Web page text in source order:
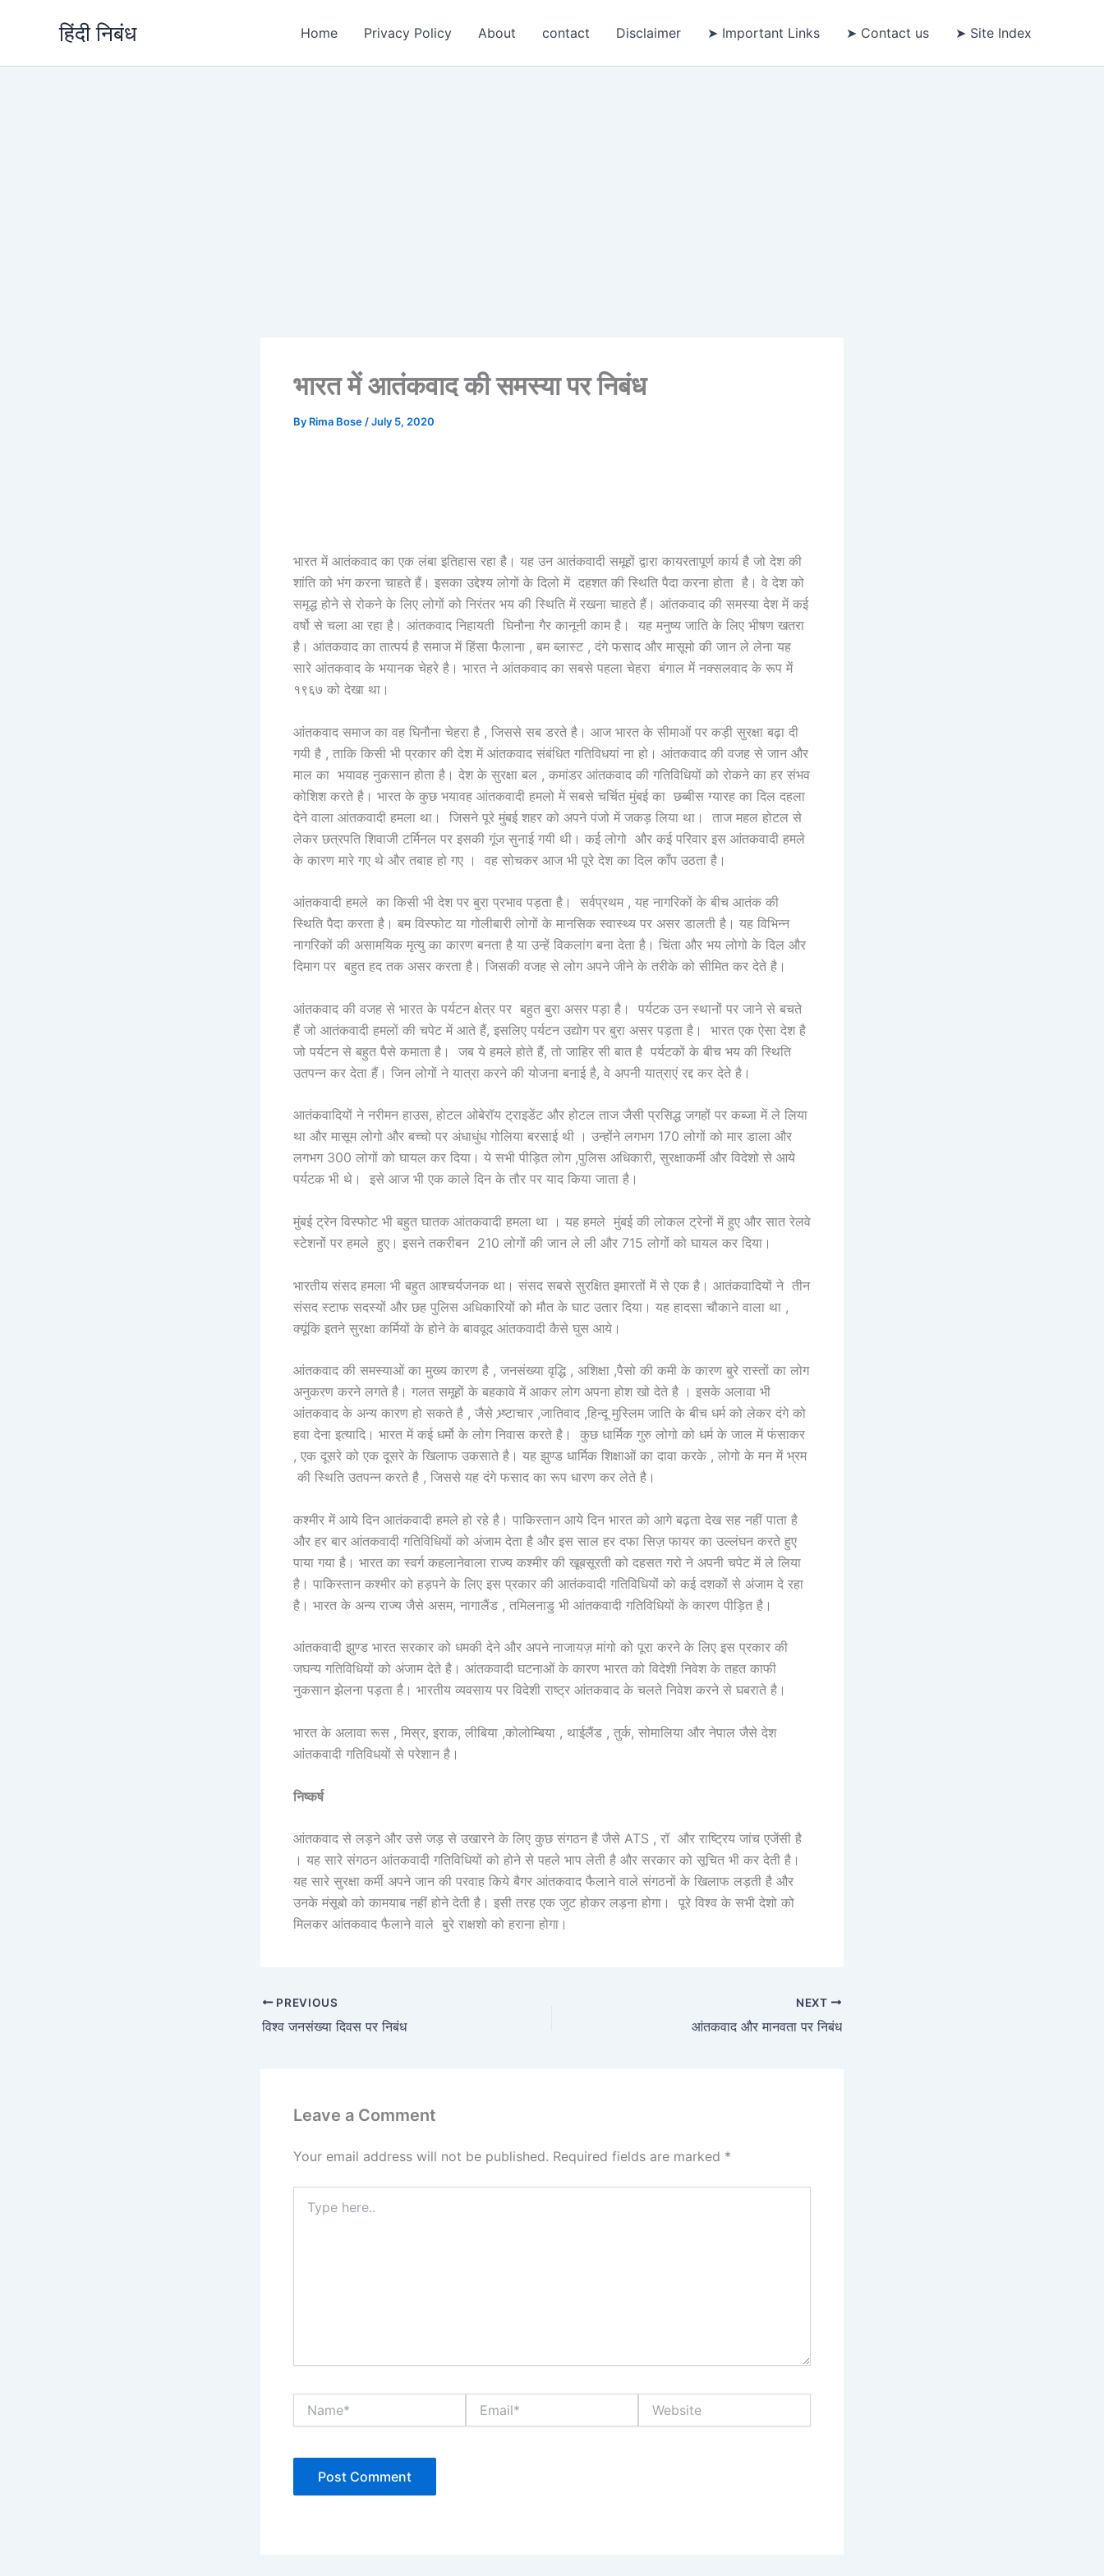
हिंदी निबंध Home Privacy Policy About contact Disclaimer ➤ Important Links ➤ Contact us ➤ Site Index
भारत में आतंकवाद की समस्या पर निबंध
By Rima Bose /July 5, 2020
भारत में आतंकवाद का एक लंबा इतिहास रहा है। यह उन आतंकवादी समूहों द्वारा कायरतापूर्ण कार्य है जो देश की
शांति को भंग करना चाहते हैं। इसका उद्देश्य लोगों के दिलो में दहशत की स्थिति पैदा करना होता है। वे देश को
समृद्ध होने से रोकने के लिए लोगों को निरंतर भय की स्थिति में रखना चाहते हैं। आंतकवाद की समस्या देश में कई
वर्षो से चला आ रहा है। आंतकवाद निहायती घिनौना गैर कानूनी काम है। यह मनुष्य जाति के लिए भीषण खतरा
है। आंतकवाद का तात्पर्य है समाज में हिंसा फैलाना , बम ब्लास्ट , दंगे फसाद और मासूमो की जान ले लेना यह
सारे आंतकवाद के भयानक चेहरे है। भारत ने आंतकवाद का सबसे पहला चेहरा बंगाल में नक्सलवाद के रूप में
१९६७ को देखा था।
आंतकवाद समाज का वह घिनौना चेहरा है , जिससे सब डरते है। आज भारत के सीमाओं पर कड़ी सुरक्षा बढ़ा दी
गयी है , ताकि किसी भी प्रकार की देश में आंतकवाद संबंधित गतिविधयां ना हो। आंतकवाद की वजह से जान और
माल का भयावह नुकसान होता है। देश के सुरक्षा बल , कमांडर आंतकवाद की गतिविधियों को रोकने का हर संभव
कोशिश करते है। भारत के कुछ भयावह आंतकवादी हमलो में सबसे चर्चित मुंबई का छब्बीस ग्यारह का दिल दहला
देने वाला आंतकवादी हमला था। जिसने पूरे मुंबई शहर को अपने पंजो में जकड़ लिया था। ताज महल होटल से
लेकर छत्रपति शिवाजी टर्मिनल पर इसकी गूंज सुनाई गयी थी। कई लोगो और कई परिवार इस आंतकवादी हमले
के कारण मारे गए थे और तबाह हो गए । वह सोचकर आज भी पूरे देश का दिल काँप उठता है।
आंतकवादी हमले का किसी भी देश पर बुरा प्रभाव पड़ता है। सर्वप्रथम , यह नागरिकों के बीच आतंक की
स्थिति पैदा करता है। बम विस्फोट या गोलीबारी लोगों के मानसिक स्वास्थ्य पर असर डालती है। यह विभिन्न
नागरिकों की असामयिक मृत्यु का कारण बनता है या उन्हें विकलांग बना देता है। चिंता और भय लोगो के दिल और
दिमाग पर बहुत हद तक असर करता है। जिसकी वजह से लोग अपने जीने के तरीके को सीमित कर देते है।
आंतकवाद की वजह से भारत के पर्यटन क्षेत्र पर बहुत बुरा असर पड़ा है। पर्यटक उन स्थानों पर जाने से बचते
हैं जो आतंकवादी हमलों की चपेट में आते हैं, इसलिए पर्यटन उद्योग पर बुरा असर पड़ता है। भारत एक ऐसा देश है
जो पर्यटन से बहुत पैसे कमाता है। जब ये हमले होते हैं, तो जाहिर सी बात है पर्यटकों के बीच भय की स्थिति
उतपन्न कर देता हैं। जिन लोगों ने यात्रा करने की योजना बनाई है, वे अपनी यात्राएं रद्द कर देते है।
आतंकवादियों ने नरीमन हाउस, होटल ओबेरॉय ट्राइडेंट और होटल ताज जैसी प्रसिद्ध जगहों पर कब्जा में ले लिया
था और मासूम लोगो और बच्चो पर अंधाधुंध गोलिया बरसाई थी । उन्होंने लगभग 170 लोगों को मार डाला और
लगभग 300 लोगों को घायल कर दिया। ये सभी पीड़ित लोग ,पुलिस अधिकारी, सुरक्षाकर्मी और विदेशो से आये
पर्यटक भी थे। इसे आज भी एक काले दिन के तौर पर याद किया जाता है।
मुंबई ट्रेन विस्फोट भी बहुत घातक आंतकवादी हमला था । यह हमले मुंबई की लोकल ट्रेनों में हुए और सात रेलवे
स्टेशनों पर हमले हुए। इसने तकरीबन 210 लोगों की जान ले ली और 715 लोगों को घायल कर दिया।
भारतीय संसद हमला भी बहुत आश्चर्यजनक था। संसद सबसे सुरक्षित इमारतों में से एक है। आतंकवादियों ने तीन
संसद स्टाफ सदस्यों और छह पुलिस अधिकारियों को मौत के घाट उतार दिया। यह हादसा चौकाने वाला था ,
क्यूंकि इतने सुरक्षा कर्मियों के होने के बाववूद आंतकवादी कैसे घुस आये।
आंतकवाद की समस्याओं का मुख्य कारण है , जनसंख्या वृद्धि , अशिक्षा ,पैसो की कमी के कारण बुरे रास्तों का लोग
अनुकरण करने लगते है। गलत समूहों के बहकावे में आकर लोग अपना होश खो देते है । इसके अलावा भी
आंतकवाद के अन्य कारण हो सकते है , जैसे भ्र्ष्टाचार ,जातिवाद ,हिन्दू मुस्लिम जाति के बीच धर्म को लेकर दंगे को
हवा देना इत्यादि। भारत में कई धर्मो के लोग निवास करते है। कुछ धार्मिक गुरु लोगो को धर्म के जाल में फंसाकर
, एक दूसरे को एक दूसरे के खिलाफ उकसाते है। यह झुण्ड धार्मिक शिक्षाओं का दावा करके , लोगो के मन में भ्रम
की स्थिति उतपन्न करते है , जिससे यह दंगे फसाद का रूप धारण कर लेते है।
कश्मीर में आये दिन आतंकवादी हमले हो रहे है। पाकिस्तान आये दिन भारत को आगे बढ़ता देख सह नहीं पाता है
और हर बार आंतकवादी गतिविधियों को अंजाम देता है और इस साल हर दफा सिज़ फायर का उल्लंघन करते हुए
पाया गया है। भारत का स्वर्ग कहलानेवाला राज्य कश्मीर की खूबसूरती को दहसत गरो ने अपनी चपेट में ले लिया
है। पाकिस्तान कश्मीर को हड़पने के लिए इस प्रकार की आतंकवादी गतिविधियों को कई दशकों से अंजाम दे रहा
है। भारत के अन्य राज्य जैसे असम, नागालैंड , तमिलनाडु भी आंतकवादी गतिविधियों के कारण पीड़ित है।
आंतकवादी झुण्ड भारत सरकार को धमकी देने और अपने नाजायज़ मांगो को पूरा करने के लिए इस प्रकार की
जघन्य गतिविधियों को अंजाम देते है। आंतकवादी घटनाओं के कारण भारत को विदेशी निवेश के तहत काफी
नुकसान झेलना पड़ता है। भारतीय व्यवसाय पर विदेशी राष्ट्र आंतकवाद के चलते निवेश करने से घबराते है।
भारत के अलावा रूस , मिस्र, इराक, लीबिया ,कोलोम्बिया , थाईलैंड , तुर्क, सोमालिया और नेपाल जैसे देश
आंतकवादी गतिविधयों से परेशान है।
निष्कर्ष
आंतकवाद से लड़ने और उसे जड़ से उखारने के लिए कुछ संगठन है जैसे ATS , रॉ और राष्ट्रिय जांच एजेंसी है
। यह सारे संगठन आंतकवादी गतिविधियों को होने से पहले भाप लेती है और सरकार को सूचित भी कर देती है।
यह सारे सुरक्षा कर्मी अपने जान की परवाह किये बैगर आंतकवाद फैलाने वाले संगठनों के खिलाफ लड़ती है और
उनके मंसूबो को कामयाब नहीं होने देती है। इसी तरह एक जुट होकर लड़ना होगा। पूरे विश्व के सभी देशो को
मिलकर आंतकवाद फैलाने वाले बुरे राक्षशो को हराना होगा।
PREVIOUS
विश्व जनसंख्या दिवस पर निबंध
NEXT
आंतकवाद और मानवता पर निबंध
Leave a Comment
Your email address will not be published. Required fields are marked *
here..